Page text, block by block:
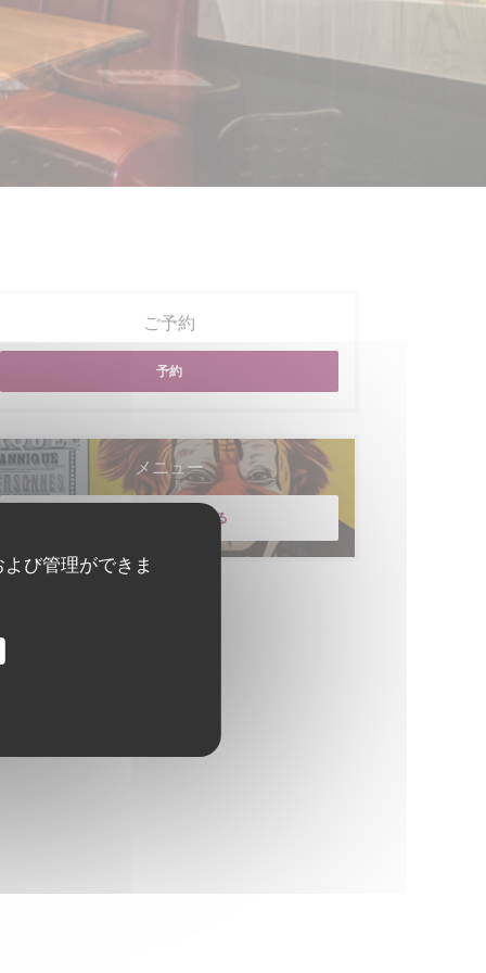
び管理ができま
ご予約
予約
メニュー
メニューを発見する